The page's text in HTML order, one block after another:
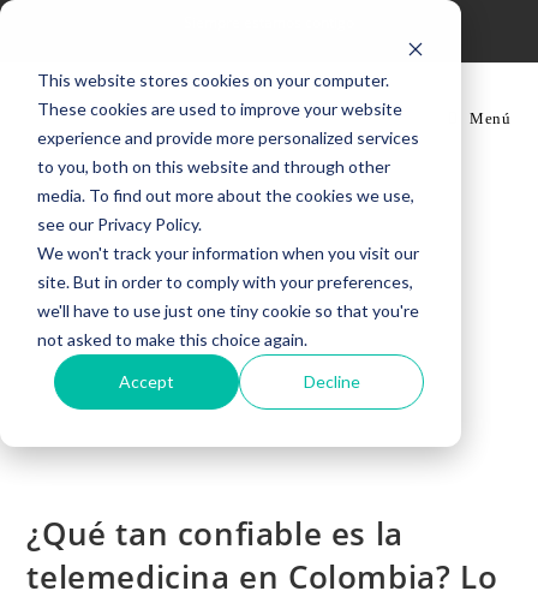
This website stores cookies on your computer.
These cookies are used to improve your website
experience and provide more personalized services
to you, both on this website and through other
media. To find out more about the cookies we use,
see our Privacy Policy.
We won't track your information when you visit our
site. But in order to comply with your preferences,
we'll have to use just one tiny cookie so that you're
not asked to make this choice again.
Accept Decline
Menú
¿Qué tan confiable es la
telemedicina en Colombia? Lo